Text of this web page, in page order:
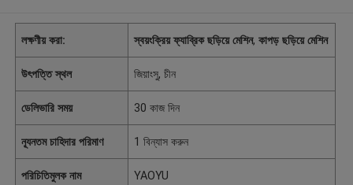
লক্ষণীয় করা: স্বয়ংক্রিয় ফ্যাব্রিক ছড়িয়ে মেশিন,কাপড় ছড়িয়ে মেশিন
উৎপত্তি স্থল জিয়াংসু, চীন
ডেলিভারি সময় 30 কাজ দিন
ন্যূনতম চাহিদার পরিমাণ 1 বিন্যাস করুন
পরিচিতিমুলক নাম YAOYU